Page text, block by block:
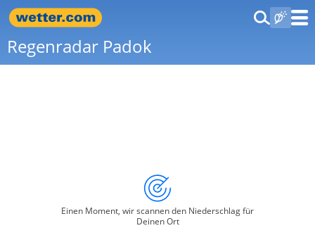
Regenradar Padok
Einen Moment, wir scannen den Niederschlag für
Deinen Ort